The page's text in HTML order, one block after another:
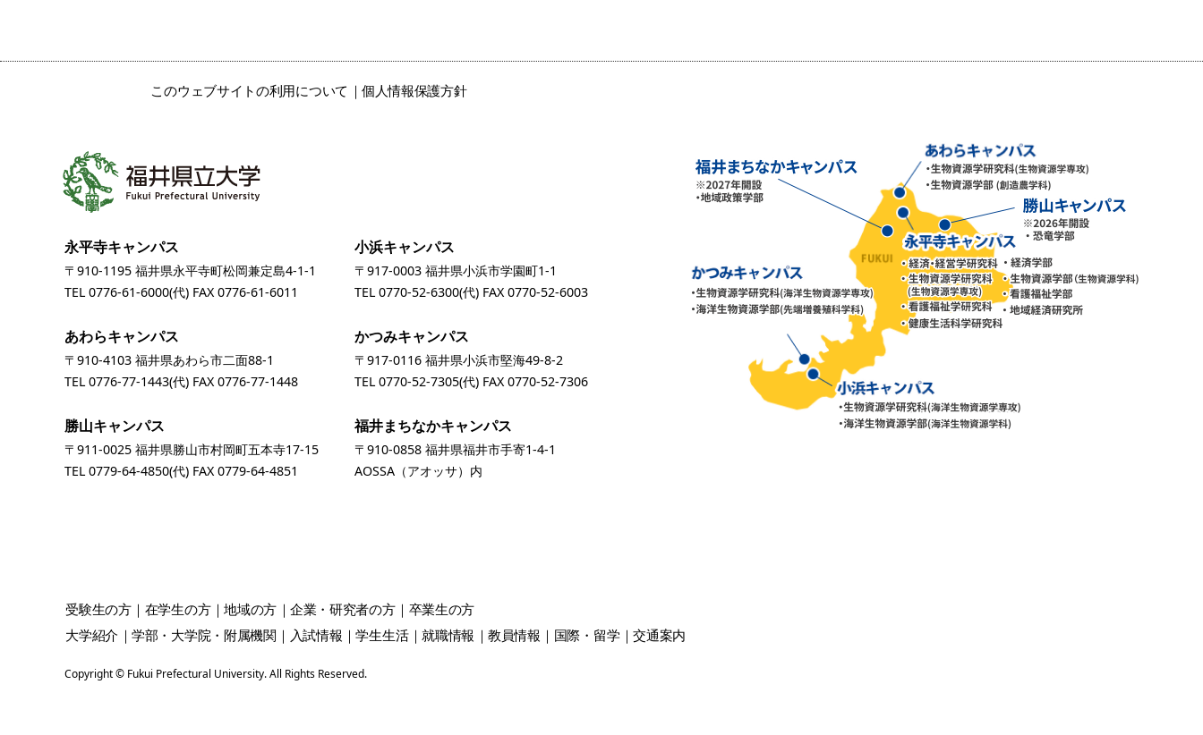
このウェブサイトの利用について 個人情報保護方針
永平寺キャンパス
〒910-1195 福井県永平寺町松岡兼定島4-1-1
TEL0776-61-6000(代) FAX 0776-61-6011
小浜キャンパス
〒917-0003 福井県小浜市学園町1-1
TEL0770-52-6300(代) FAX 0770-52-6003
あわらキャンパス
〒910-4103 福井県あわら市二面88-1
TEL0776-77-1443(代) FAX 0776-77-1448
かつみキャンパス
〒917-0116 福井県小浜市堅海49-8-2
TEL0770-52-7305(代) FAX 0770-52-7306
勝山キャンパス
〒911-0025 福井県勝山市村岡町五本寺17-15
TEL0779-64-4850(代) FAX 0779-64-4851
福井まちなかキャンパス
〒910-0858 福井県福井市手寄1-4-1
AOSSA（アオッサ）内
受験生の方 在学生の方 地域の方 企業・研究者の方 卒業生の方
大学紹介
学部・大学院・附属機関 入試情報 学生生活 就職情報 教員情報 国際・留学 交通案内
Copyright © Fukui Prefectural University. All Rights Reserved.